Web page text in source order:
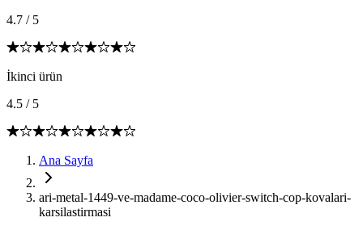
4.7 / 5
İkinci ürün
4.5 / 5
Ana Sayfa
ari-metal-1449-ve-madame-coco-olivier-switch-cop-kovalari-
karsilastirmasi